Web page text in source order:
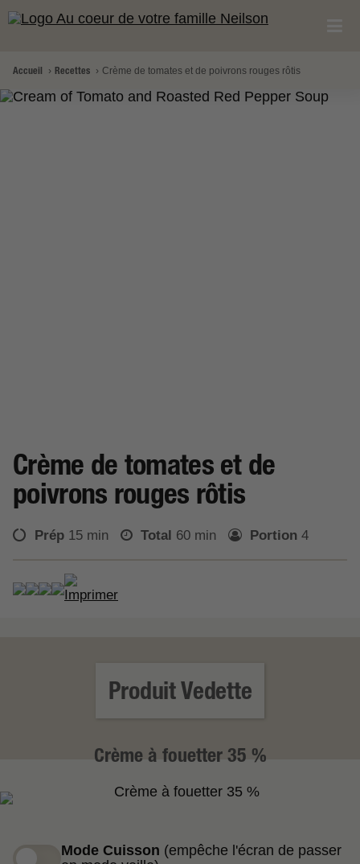
Accueil Recettes Crème de tomates et de poivrons rouges rôtis
Crème de tomates et de
poivrons rouges rôtis
Prép 15 min Total 60 min Portion 4
Produit Vedette
Crème à fouetter 35 %
Mode Cuisson (empêche l'écran de passer